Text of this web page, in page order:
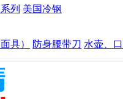
列 美国冷钢
具） 防身腰带刀 水壶、